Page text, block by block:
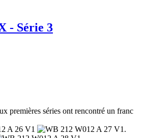
- Série 3
premières séries ont rencontré un franc
.